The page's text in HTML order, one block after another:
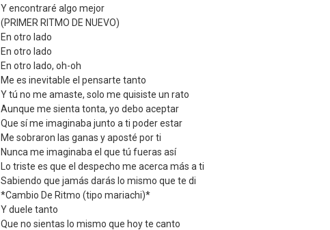
Y encontraré algo mejor
(PRIMER RITMO DE NUEVO)
En otro lado
En otro lado
En otro lado, oh-oh
Me es inevitable el pensarte tanto
Y tú no me amaste, solo me quisiste un rato
Aunque me sienta tonta, yo debo aceptar
Que sí me imaginaba junto a ti poder estar
Me sobraron las ganas y aposté por ti
Nunca me imaginaba el que tú fueras así
Lo triste es que el despecho me acerca más a ti
Sabiendo que jamás darás lo mismo que te di
*Cambio De Ritmo (tipo mariachi)*
Y duele tanto
Que no sientas lo mismo que hoy te canto